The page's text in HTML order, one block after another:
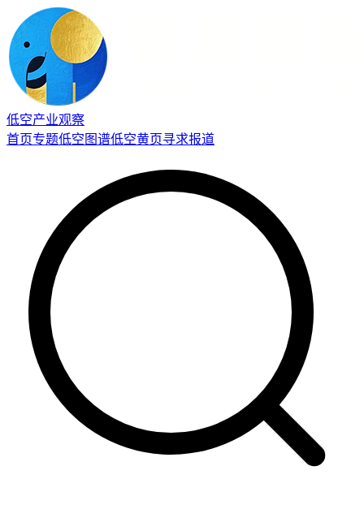
低空产业观察
首页专题低空图谱低空黄页寻求报道